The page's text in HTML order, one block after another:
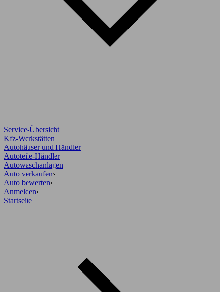
Service-Übersicht
Kfz-Werkstätten
Autohäuser und Händler
Autoteile-Händler
Autowaschanlagen
Auto verkaufen›
Auto bewerten›
Anmelden›
Startseite